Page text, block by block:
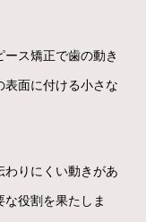
ス矯正で歯の動き
表面に付ける小さな
りにくい動きがあ
役割を果たしま